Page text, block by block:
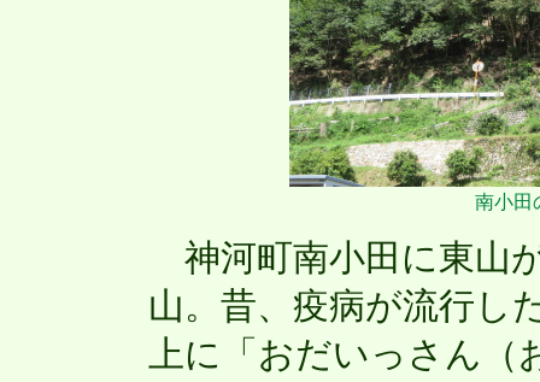
南小田
神河町南小田に東山
山。昔、疫病が流行し
上に「おだいっさん